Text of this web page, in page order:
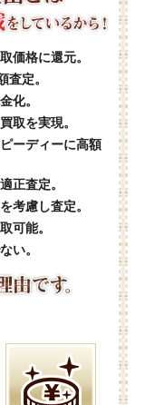
価格に還元。
査定。
化。
取を実現。
ーディーに高額
正査定。
考慮し査定。
可能。
い。